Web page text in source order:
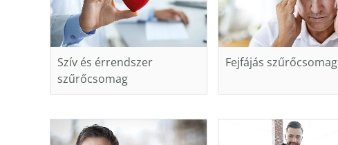
Szív és érrendszer
szűrőcsomag
Fejfájás szűrőcsomag